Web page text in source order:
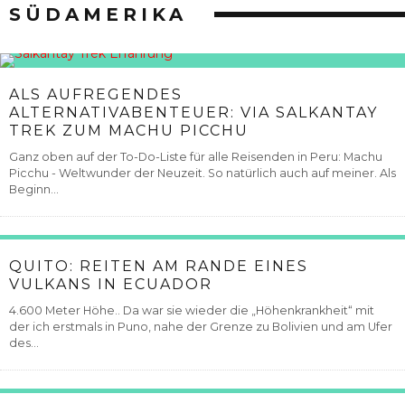
SÜDAMERIKA
ALS AUFREGENDES
ALTERNATIVABENTEUER: VIA SALKANTAY
TREK ZUM MACHU PICCHU
Ganz oben auf der To-Do-Liste für alle Reisenden in Peru: Machu
Picchu - Weltwunder der Neuzeit. So natürlich auch auf meiner. Als
Beginn...
QUITO: REITEN AM RANDE EINES
VULKANS IN ECUADOR
4.600 Meter Höhe.. Da war sie wieder die „Höhenkrankheit“ mit
der ich erstmals in Puno, nahe der Grenze zu Bolivien und am Ufer
des...